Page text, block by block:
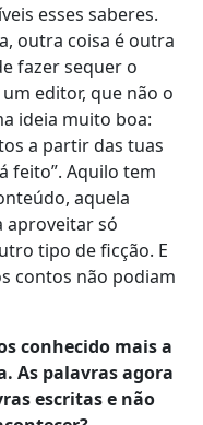
esses saberes.
outra coisa é outra
fazer sequer o
editor, que não o
ideia muito boa:
a partir das tuas
feito”. Aquilo tem
aquela
aproveitar só
tipo de ficção. E
contos não podiam
conhecido mais a
As palavras agora
escritas e não